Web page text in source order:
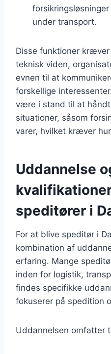
under transport.
Disse funktioner
teknisk viden,
evnen til at
forskellige
være i stand til at
situationer, såsom
varer, hvilket kræver
Uddannelse
speditører i
For at blive speditør i
kombination af
erfaring. Mange
inden for logistik,
findes specifikke
fokuserer på spedition
Uddannelsen omfatter